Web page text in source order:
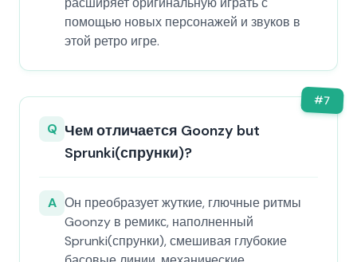
помощью новых персонажей и звуков в
этой ретро игре.
#7
Q Чем отличается Goonzy but
Sprunki(спрунки)?
A Он преобразует жуткие, глючные ритмы
Goonzy в ремикс, наполненный
Sprunki(спрунки), смешивая глубокие